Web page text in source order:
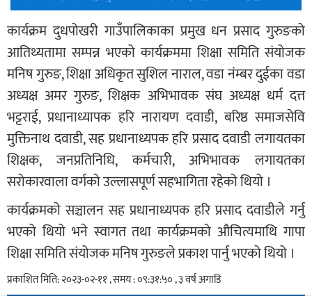
कार्यक्रम दुधपोखरी गाउँपालिकाका प्रमुख धन प्रसाद गुरुङको
आतिथ्यतामा सम्पन्न भएको कार्यक्रममा शिक्षा समिति संयोजक
मनिष गुरुङ, शिक्षा अधिकृत सुशिल नाराल, वडा नंम्बर दुईका वडा
अध्यक्ष अमर गुरुङ, शिक्षक अभिभावक संघ अध्यक्ष धर्म दत्त
भट्टराई, प्रधानाध्यापक हरि नारायण दवाडी, बरिष्ठ समाजसेवि
मुक्तिनाथ दवाडी, सह प्रधानाध्यपक हरि प्रसाद दवाडी लगायतका
शिक्षक, जनप्रतिनिधि, कर्मचारी, अभिभावक लगायतका
सरोकारवाला वर्गको उल्लासपूर्ण सहभागिता रहेको थियो ।
कार्यक्रमकाे सञ्चालन सह प्रधानाध्यपक हरि प्रसाद दवाडीले गर्नु
भएको थियो भने स्वागत तथा कार्यक्रमको औचित्यमाथि गापा
शिक्षा समिति संयोजक मनिष गुरुङले प्रकाश पार्नु भएको थियो ।
प्रकाशित मिति: २०२३-०२-११ , समय : ०९:३१:५० , ३ वर्ष अगाडि